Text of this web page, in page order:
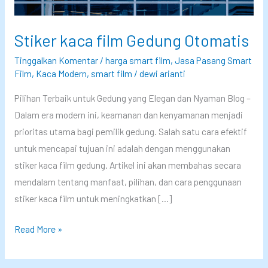
Stiker kaca film Gedung Otomatis
Tinggalkan Komentar / harga smart film, Jasa Pasang Smart
Film, Kaca Modern, smart film / dewi arianti
Pilihan Terbaik untuk Gedung yang Elegan dan Nyaman Blog –
Dalam era modern ini, keamanan dan kenyamanan menjadi
prioritas utama bagi pemilik gedung. Salah satu cara efektif
untuk mencapai tujuan ini adalah dengan menggunakan
stiker kaca film gedung. Artikel ini akan membahas secara
mendalam tentang manfaat, pilihan, dan cara penggunaan
stiker kaca film untuk meningkatkan […]
S
i
Read More »